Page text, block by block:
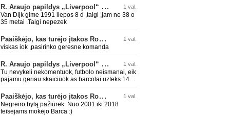
darysis nugaros operaciją, tai kada grįš į aikštę?
Po pusės metų? Ne ne ačiū. Viskas gerai, Real
turi ir geresnių opcijų, Mauras viską sustatys į
vietas. Jeigu jis iš tikro būtų buvęs reikalingas,
ne šiaip sau paleidžia jį. Sėkmės jam Barcoje,
galės su savo korešais iš rinktinės kartu pažaisti
R. Araujo papildys „Liverpool“ klubą 1 val.
Van Dijk gime 1991 liepos 8 d ,taigi ,jam ne 38 o
35 metai .Taigi nepezek
Paaiškėjo, kas turėjo įtakos Rodri sprendimui pasirinkti Barselonos pusę 1 val.
viskas iok ,pasirinko geresne komanda
R. Araujo papildys „Liverpool“ klubą 1 val.
Tu nevykeli nekomentuok, futbolo neismanai, eik
pajamu geriau skaiciuok as barcolai uzteks 140
Paaiškėjo, kas turėjo įtakos Rodri sprendimui pasirinkti Barselonos pusę 1 val.
Negreiro bylą pažiūrėk. Nuo 2001 iki 2018
teisėjams mokėjo Barca :)